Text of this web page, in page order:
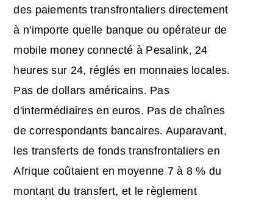
des paiements transfrontaliers directement
à n'importe quelle banque ou opérateur de
mobile money connecté à Pesalink, 24
heures sur 24, réglés en monnaies locales.
Pas de dollars américains. Pas
d'intermédiaires en euros. Pas de chaînes
de correspondants bancaires. Auparavant,
les transferts de fonds transfrontaliers en
Afrique coûtaient en moyenne 7 à 8 % du
montant du transfert, et le règlement